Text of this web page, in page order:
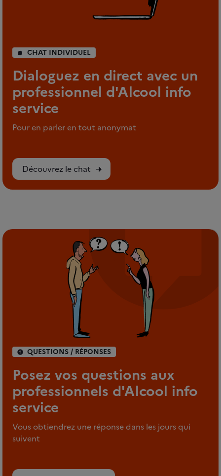
CHAT INDIVIDUEL
Dialoguez en direct avec un
professionnel d'Alcool info
service
Pour en parler en tout anonymat
Découvrez le chat
QUESTIONS / RÉPONSES
Posez vos questions aux
professionnels d'Alcool info
service
Vous obtiendrez une réponse dans les jours qui
suivent